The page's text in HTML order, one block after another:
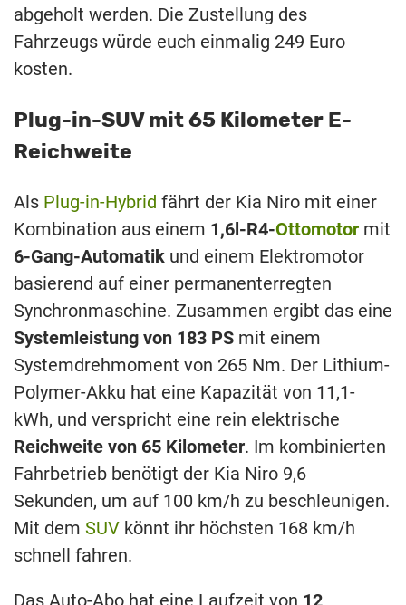
abgeholt werden. Die Zustellung des
Fahrzeugs würde euch einmalig 249 Euro
kosten.
Plug-in-SUV mit 65 Kilometer E-
Reichweite
Als Plug-in-Hybrid fährt der Kia Niro mit einer
Kombination aus einem 1,6l-R4-Ottomotor mit
6-Gang-Automatik und einem Elektromotor
basierend auf einer permanenterregten
Synchronmaschine. Zusammen ergibt das eine
Systemleistung von 183 PS mit einem
Systemdrehmoment von 265 Nm. Der Lithium-
Polymer-Akku hat eine Kapazität von 11,1-
kWh, und verspricht eine rein elektrische
Reichweite von 65 Kilometer. Im kombinierten
Fahrbetrieb benötigt der Kia Niro 9,6
Sekunden, um auf 100 km/h zu beschleunigen.
Mit dem SUV könnt ihr höchsten 168 km/h
schnell fahren.
Das Auto-Abo hat eine Laufzeit von 12